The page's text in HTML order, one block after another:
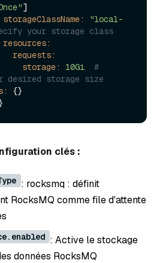
]
storageClassName:
"local-
your storage class
resources:
requests:
storage:
10Gi
#
desired storage size
{}
clés :
: rocksmq : définit
RocksMQ comme file d'attente
: Active le stockage
données RocksMQ